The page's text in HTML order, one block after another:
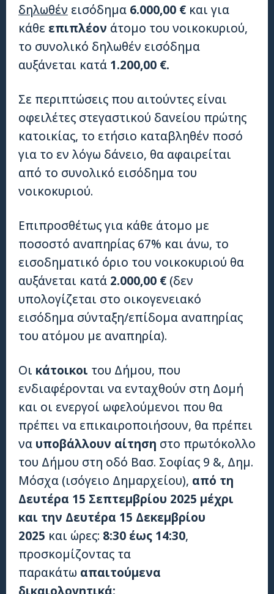
δηλωθέν εισόδημα 6.000,00 € και για
κάθε επιπλέον άτομο του νοικοκυριού,
το συνολικό δηλωθέν εισόδημα
αυξάνεται κατά 1.200,00 €.
Σε περιπτώσεις που αιτούντες είναι
οφειλέτες στεγαστικού δανείου πρώτης
κατοικίας, το ετήσιο καταβληθέν ποσό
για το εν λόγω δάνειο, θα αφαιρείται
από το συνολικό εισόδημα του
νοικοκυριού.
Επιπροσθέτως για κάθε άτομο με
ποσοστό αναπηρίας 67% και άνω, το
εισοδηματικό όριο του νοικοκυριού θα
αυξάνεται κατά 2.000,00 € (δεν
υπολογίζεται στο οικογενειακό
εισόδημα σύνταξη/επίδομα αναπηρίας
του ατόμου με αναπηρία).
Οι κάτοικοι του Δήμου, που
ενδιαφέρονται να ενταχθούν στη Δομή
και οι ενεργοί ωφελούμενοι που θα
πρέπει να επικαιροποιήσουν, θα πρέπει
να υποβάλλουν αίτηση στο πρωτόκολλο
του Δήμου στη οδό Βασ. Σοφίας 9 &, Δημ.
Μόσχα (ισόγειο Δημαρχείου), από τη
Δευτέρα 15 Σεπτεμβρίου 2025 μέχρι
και την Δευτέρα 15 Δεκεμβρίου
2025 και ώρες: 8:30 έως 14:30,
προσκομίζοντας τα
παρακάτω απαιτούμενα
δικαιολογητικά: